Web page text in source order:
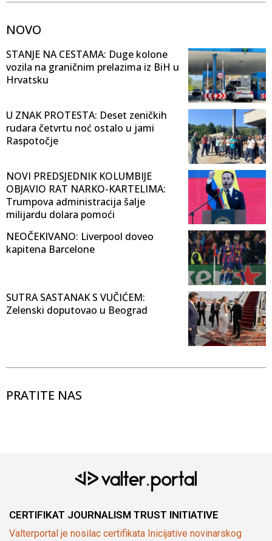
NOVO
STANJE NA CESTAMA: Duge kolone
vozila na graničnim prelazima iz BiH u
Hrvatsku
U ZNAK PROTESTA: Deset zeničkih
rudara četvrtu noć ostalo u jami
Raspotočje
NOVI PREDSJEDNIK KOLUMBIJE
OBJAVIO RAT NARKO-KARTELIMA:
Trumpova administracija šalje
milijardu dolara pomoći
NEOČEKIVANO: Liverpool doveo
kapitena Barcelone
SUTRA SASTANAK S VUČIĆEM:
Zelenski doputovao u Beograd
PRATITE NAS
CERTIFIKAT JOURNALISM TRUST INITIATIVE
Valterportal je nosilac certifikata Inicijative novinarskog